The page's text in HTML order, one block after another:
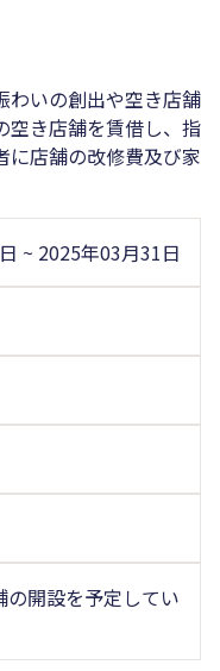
わいの創出や空き店舗
空き店舗を賃借し、指
に店舗の改修費及び家
~ 2025年03月31日
開設を予定してい